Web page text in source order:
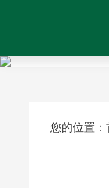
您的位置：